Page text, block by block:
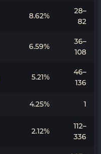
8.62%
28–
82
6.59%
36–
108
5.21%
46–
136
4.25% 1
2.12%
112–
336